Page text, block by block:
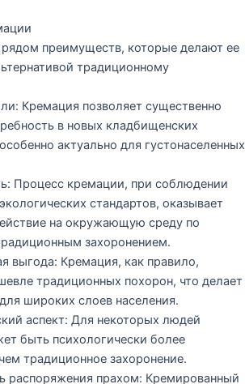
преимуществ, которые делают ее
традиционному
Кремация позволяет существенно
в новых кладбищенских
актуально для густонаселенных
Процесс кремации, при соблюдении
стандартов, оказывает
на окружающую среду по
захоронением.
выгода: Кремация, как правило,
традиционных похорон, что делает
широких слоев населения.
аспект: Для некоторых людей
быть психологически более
традиционное захоронение.
распоряжения прахом: Кремированный